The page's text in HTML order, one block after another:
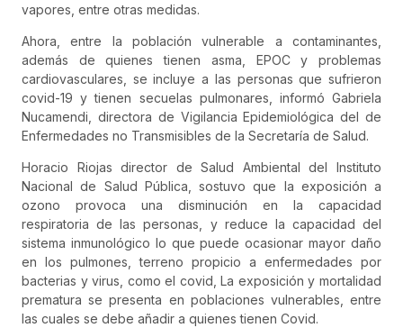
vapores, entre otras medidas.
Ahora, entre la población vulnerable a contaminantes,
además de quienes tienen asma, EPOC y problemas
cardiovasculares, se incluye a las personas que sufrieron
covid-19 y tienen secuelas pulmonares, informó Gabriela
Nucamendi, directora de Vigilancia Epidemiológica del de
Enfermedades no Transmisibles de la Secretaría de Salud.
Horacio Riojas director de Salud Ambiental del Instituto
Nacional de Salud Pública, sostuvo que la exposición a
ozono provoca una disminución en la capacidad
respiratoria de las personas, y reduce la capacidad del
sistema inmunológico lo que puede ocasionar mayor daño
en los pulmones, terreno propicio a enfermedades por
bacterias y virus, como el covid, La exposición y mortalidad
prematura se presenta en poblaciones vulnerables, entre
las cuales se debe añadir a quienes tienen Covid.